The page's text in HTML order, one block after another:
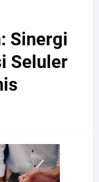
Sinergi
Seluler